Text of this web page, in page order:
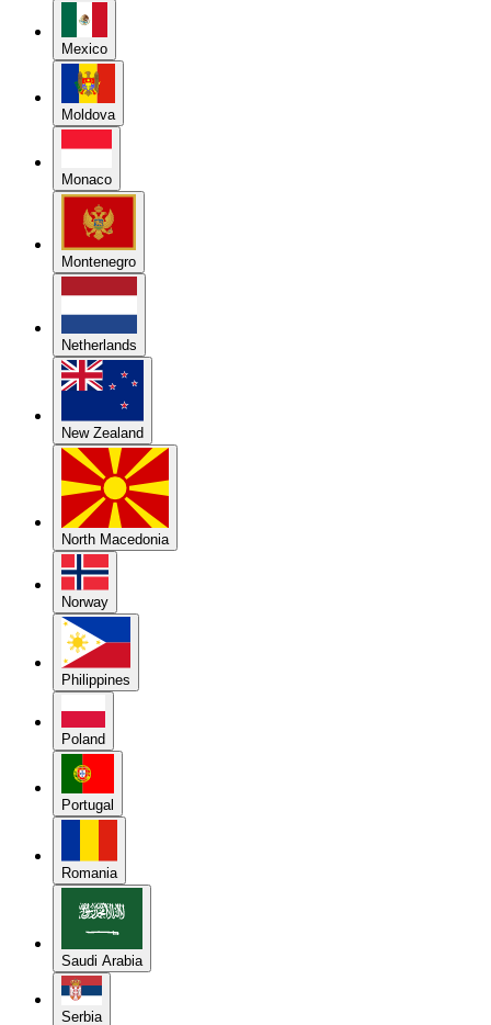
Mexico
Moldova
Monaco
Montenegro
Netherlands
New Zealand
North Macedonia
Norway
Philippines
Poland
Portugal
Romania
Saudi Arabia
Serbia